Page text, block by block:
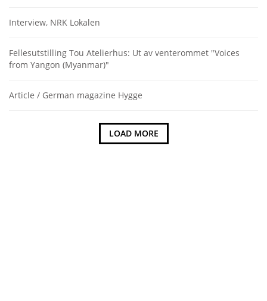
Interview, NRK Lokalen
Fellesutstilling Tou Atelierhus: Ut av venterommet "Voices
from Yangon (Myanmar)"
Article / German magazine Hygge
LOAD MORE